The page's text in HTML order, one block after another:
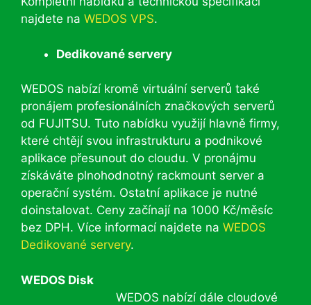
najdete na WEDOS VPS.
Dedikované servery
WEDOS nabízí kromě virtuální serverů také
pronájem profesionálních značkových serverů
od FUJITSU. Tuto nabídku využijí hlavně firmy,
které chtějí svou infrastrukturu a podnikové
aplikace přesunout do cloudu. V pronájmu
získáváte plnohodnotný rackmount server a
operační systém. Ostatní aplikace je nutné
doinstalovat. Ceny začínají na 1000 Kč/měsíc
bez DPH. Více informací najdete na WEDOS
Dedikované servery.
WEDOS Disk
WEDOS nabízí dále cloudové